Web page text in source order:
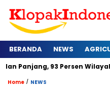
BERANDA NEWS
Persen Wilayah Alami
Home / NEWS